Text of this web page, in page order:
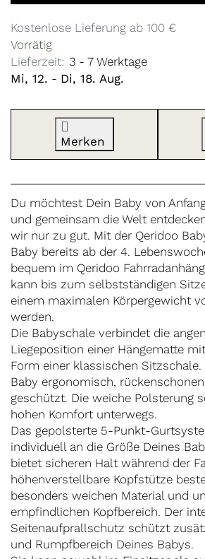
Kostenlose Lieferung ab 100 €
Vorrätig
Lieferzeit: 3 - 7 Werktage
Mi, 12. - Di, 18. Aug.
Merken
Du möchtest Dein Baby von
und gemeinsam die Welt
wir nur zu gut. Mit der Qeridoo
Baby bereits ab der 4.
bequem im Qeridoo
kann bis zum selbstständigen
einem maximalen Körpergewicht
werden.
Die Babyschale verbindet die
Liegeposition einer Hängematte
Form einer klassischen Sitzschale.
Baby ergonomisch,
geschützt. Die weiche Polsterung
hohen Komfort unterwegs.
Das gepolsterte 5-Punkt-
individuell an die Größe Deines
bietet sicheren Halt während der
höhenverstellbare Kopfstütze
besonders weichen Material und
empfindlichen Kopfbereich. Der
Seitenaufprallschutz schützt
und Rumpfbereich Deines Babys.